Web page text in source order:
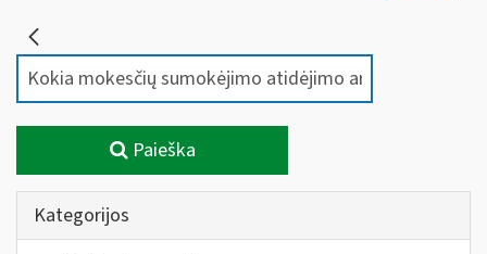
Paieška
Kategorijos